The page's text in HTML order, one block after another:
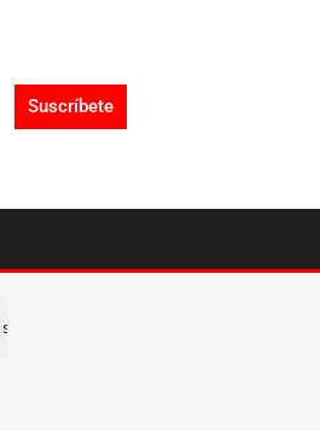
Suscríbete
comunidades